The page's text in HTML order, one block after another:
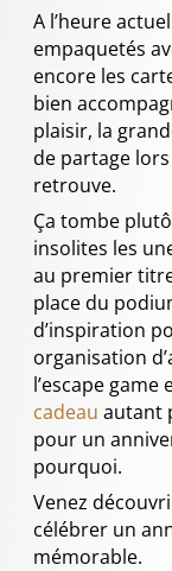
A l’heure
empaquetés
encore les
bien
plaisir, la
de partage
retrouve.
Ça tombe
insolites les
au premier
place du
d’inspiration
organisation
l’escape game
cadeau autant
pour un
pourquoi.
Venez
célébrer un
mémorable.